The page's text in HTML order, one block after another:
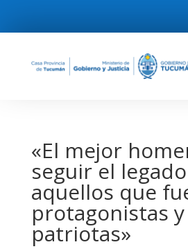
«El mejor
seguir el
aquellos que
protagonistas y
patriotas»